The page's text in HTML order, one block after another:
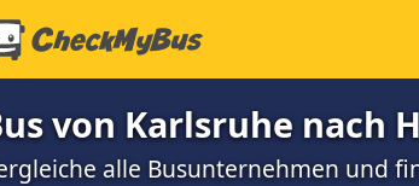
von Karlsruhe nach
alle Busunternehmen und